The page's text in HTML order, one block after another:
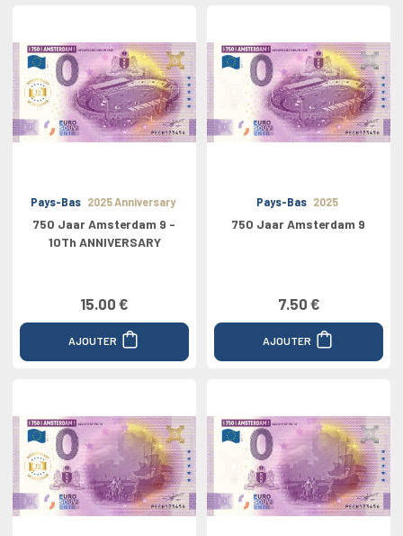
Pays-Bas 2025 Anniversary
750 Jaar Amsterdam 9 -
10Th ANNIVERSARY
15.00 €
AJOUTER
Pays-Bas 2025
750 Jaar Amsterdam 9
7.50 €
AJOUTER